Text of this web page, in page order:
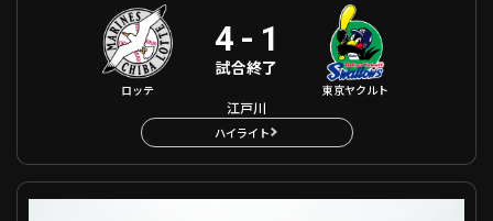
ロッテ
4 - 1
試合終了
東京ヤクルト
江戸川
ハイライト
ファーム 埼玉西武 VS 東北楽天